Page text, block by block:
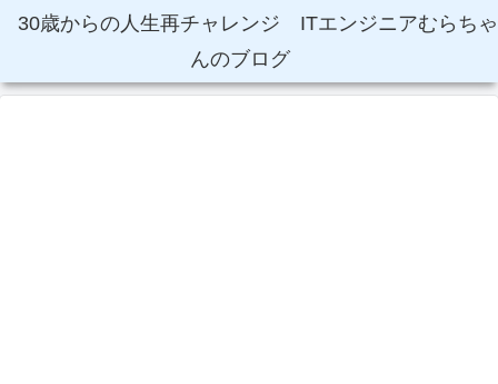
30歳からの人生再チャレンジ ITエンジニアむらちゃ
んのブログ